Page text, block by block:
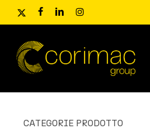
Skip
content
x-
facebooklinkedininstagram
Ricerca
prodotti
CATEGORIE PRODOTTO